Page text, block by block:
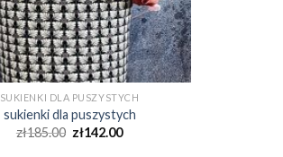
SUKIENKI DLA PUSZYSTYCH
sukienki dla puszystych
zł185.00 zł142.00